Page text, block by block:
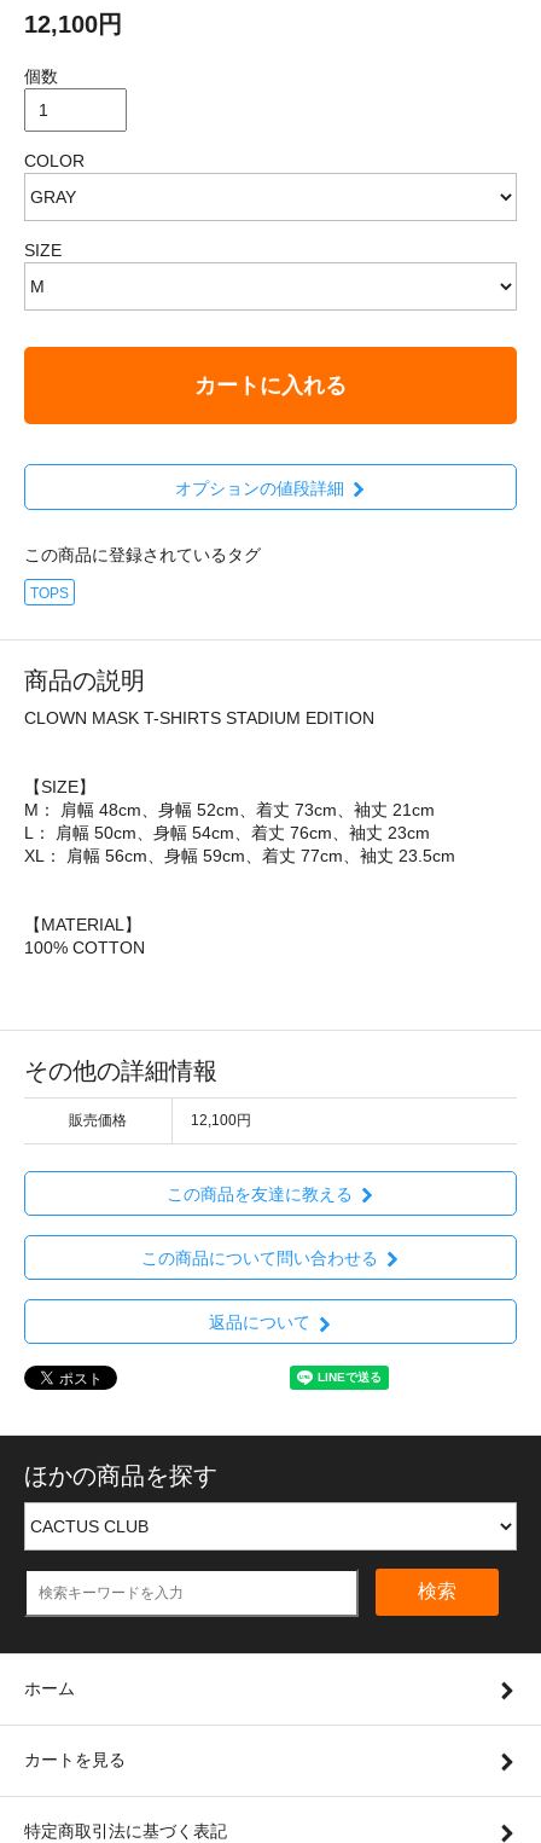
12,100円
個数
COLOR
SIZE
カートに入れる
オプションの値段詳細
この商品に登録されているタグ
TOPS
商品の説明
CLOWN MASK T-SHIRTS STADIUM EDITION
【SIZE】
M： 肩幅 48cm、身幅 52cm、着丈 73cm、袖丈 21cm
L： 肩幅 50cm、身幅 54cm、着丈 76cm、袖丈 23cm
XL： 肩幅 56cm、身幅 59cm、着丈 77cm、袖丈 23.5cm
【MATERIAL】
100% COTTON
その他の詳細情報
販売価格 12,100円
この商品を友達に教える
この商品について問い合わせる
返品について
ほかの商品を探す
検索
ホーム
カートを見る
特定商取引法に基づく表記